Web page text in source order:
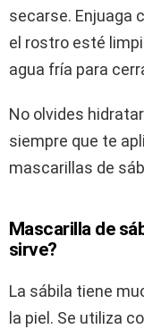
secarse. Enjuaga
el rostro esté
agua fría para
No olvides
siempre que te
mascarillas de
Mascarilla de
sirve?
La sábila tiene
la piel. Se utiliza